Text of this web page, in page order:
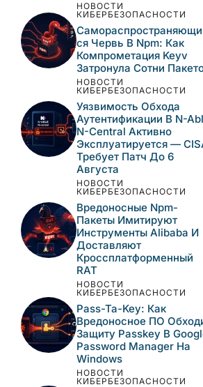
НОВОСТИ
КИБЕРБЕЗОПАСНОСТИ
Ся Червь В Npm: Как
Компрометация Keyv
Затронула Сотни
НОВОСТИ
КИБЕРБЕЗОПАСНОСТИ
Уязвимость Обхода
Аутентификации В N-
N-Central Активно
Эксплуатируется —
Требует Патч До 6
Августа
НОВОСТИ
КИБЕРБЕЗОПАСНОСТИ
Вредоносные Npm-
Пакеты Имитируют
Инструменты Alibaba И
Доставляют
Кроссплатформенный
RAT
НОВОСТИ
КИБЕРБЕЗОПАСНОСТИ
Pass-Ta-Key: Как
Вредоносное ПО
Защиту Passkey В
Password Manager На
Windows
НОВОСТИ
КИБЕРБЕЗОПАСНОСТИ